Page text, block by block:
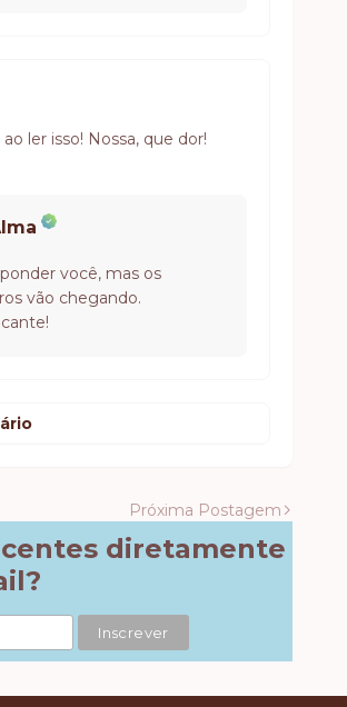
ler isso! Nossa, que dor!
você, mas os
vão chegando.
Próxima Postagem
diretamente